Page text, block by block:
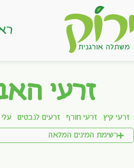
זרעי
זרעי קיץ זרעי חורף זרעים לנבטים
רשימת המינים המלאה